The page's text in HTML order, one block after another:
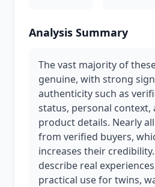
Analysis Summary
The vast majority of
genuine, with strong
authenticity such as
status, personal context,
product details. Nearly
from verified buyers,
increases their
describe real
practical use for twins,